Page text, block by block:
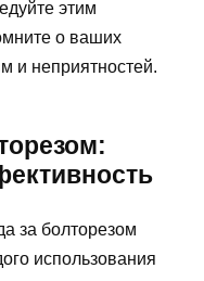
этим
о ваших
и неприятностей.
за болторезом
использования